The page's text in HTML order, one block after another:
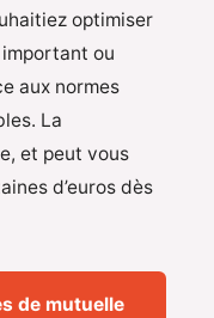
optimiser
ou
aux normes
La
et peut vous
d’euros dès
de mutuelle